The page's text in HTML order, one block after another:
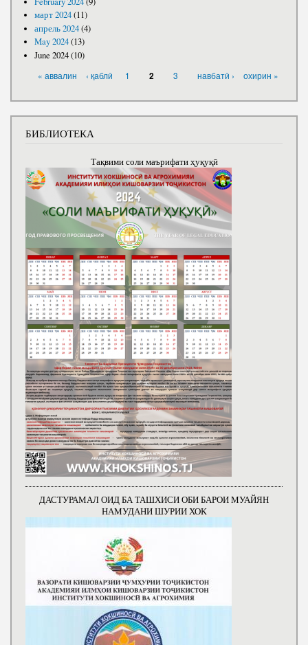
март 2024(11)
апрель 2024(4)
May 2024(13)
June 2024(10)
« аввалин ‹ қаблӣ 1 2 3 навбатӣ › охирин »
БИБЛИОТЕКА
Тақвими соли маърифати ҳуқуқӣ
ДАСТУРАМАЛ ОИД БА ТАШХИСИ ОБИ БАРОИ МУАЙЯН
НАМУДАНИ ШУРИИ ХОК